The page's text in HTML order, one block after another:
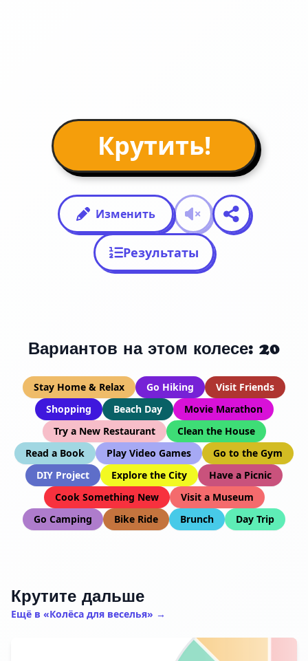
Крутить!
Изменить
Результаты
Вариантов на этом колесе: 20
Stay Home & Relax Go Hiking
Visit Friends
Shopping
Beach Day
Movie Marathon
Try a New Restaurant
Clean the House
Read a Book
Play Video Games
Go to the Gym
DIY Project
Explore the City
Have a Picnic
Cook Something New
Visit a Museum
Go Camping
Bike Ride Brunch Day Trip
Крутите дальше
Ещё в «Колёса для веселья» →